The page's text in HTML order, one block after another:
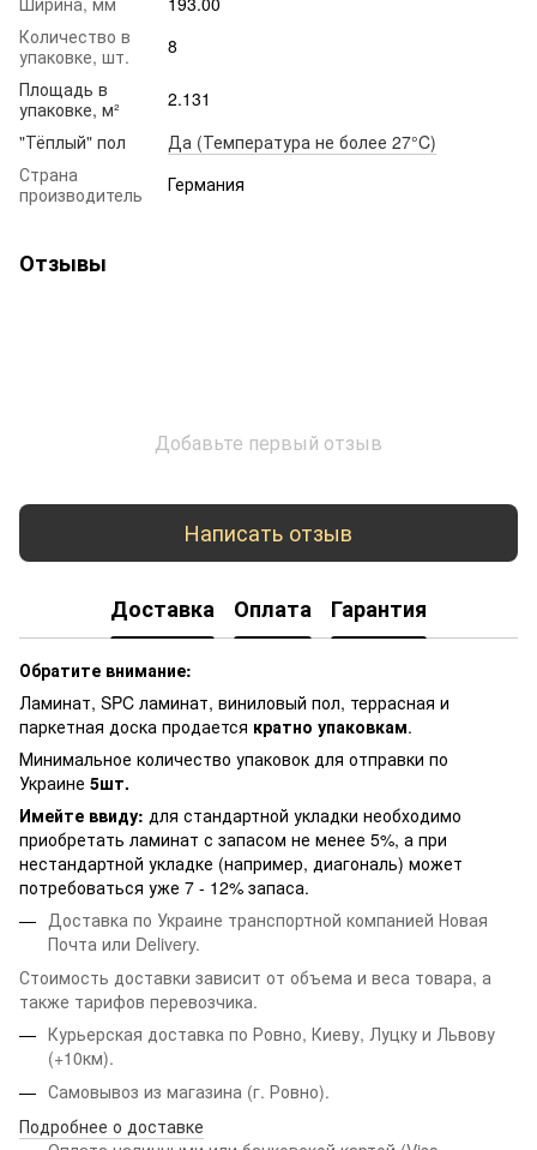
Количество в
упаковке, шт.
8
Площадь в
упаковке, м²
2.131
"Тёплый" пол
Да (Температура не более 27°C)
Страна
производитель
Германия
Отзывы
Добавьте первый отзыв
Написать отзыв
Доставка Оплата Гарантия
Обратите внимание:
Ламинат, SPC ламинат, виниловый пол, террасная и
паркетная доска продается кратно упаковкам.
Минимальное количество упаковок для отправки по
Украине 5шт.
Имейте ввиду: для стандартной укладки необходимо
приобретать ламинат с запасом не менее 5%, а при
нестандартной укладке (например, диагональ) может
потребоваться уже 7 - 12% запаса.
Доставка по Украине транспортной компанией Новая
Почта или Delivery.
Стоимость доставки зависит от объема и веса товара, а
также тарифов перевозчика.
Курьерская доставка по Ровно, Киеву, Луцку и Львову
(+10км).
Самовывоз из магазина (г. Ровно).
Подробнее о доставке